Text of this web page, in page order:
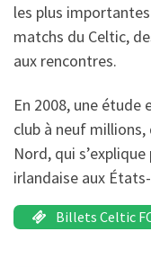
les plus
matchs du Celtic,
aux rencontres.
En 2008, une
club à neuf
Nord, qui
irlandaise aux
Billets Celtic